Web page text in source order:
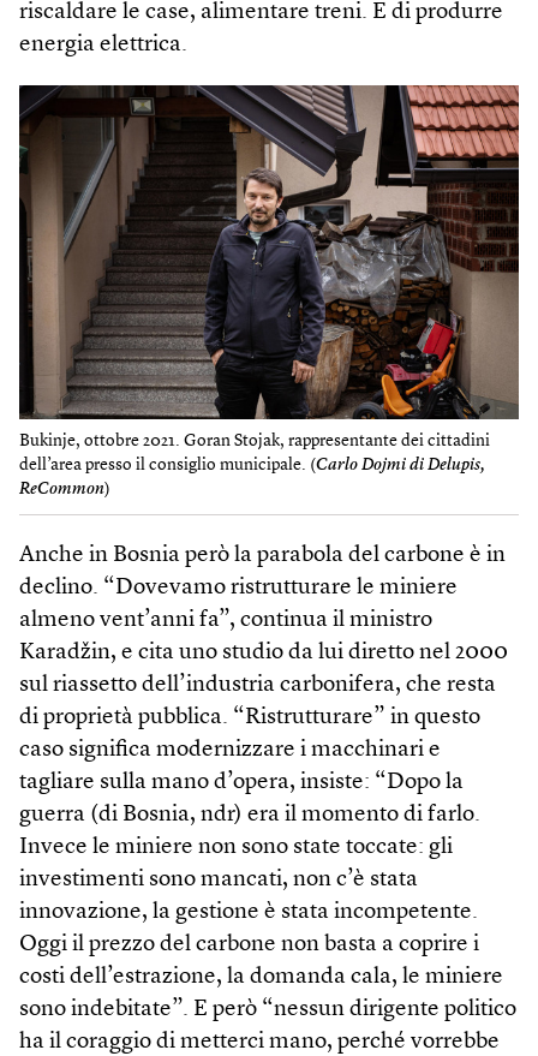
riscaldare le case, alimentare treni. E di produrre
energia elettrica.
Bukinje, ottobre 2021. Goran Stojak, rappresentante dei cittadini
dell’area presso il consiglio municipale. (Carlo Dojmi di Delupis,
ReCommon)
Anche in Bosnia però la parabola del carbone è in
declino. “Dovevamo ristrutturare le miniere
almeno vent’anni fa”, continua il ministro
Karadžin, e cita uno studio da lui diretto nel 2000
sul riassetto dell’industria carbonifera, che resta
di proprietà pubblica. “Ristrutturare” in questo
caso significa modernizzare i macchinari e
tagliare sulla mano d’opera, insiste: “Dopo la
guerra (di Bosnia, ndr) era il momento di farlo.
Invece le miniere non sono state toccate: gli
investimenti sono mancati, non c’è stata
innovazione, la gestione è stata incompetente.
Oggi il prezzo del carbone non basta a coprire i
costi dell’estrazione, la domanda cala, le miniere
sono indebitate”. E però “nessun dirigente politico
ha il coraggio di metterci mano, perché vorrebbe